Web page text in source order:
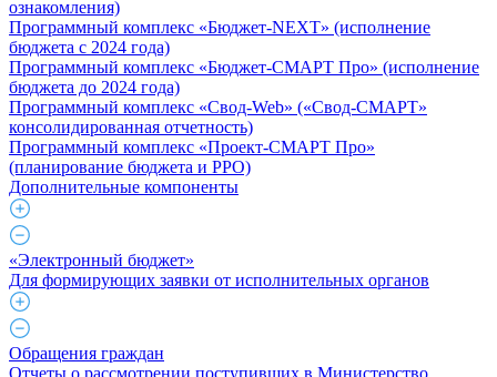
ознакомления)
Программный комплекс «Бюджет-NEXT» (исполнение
бюджета с 2024 года)
Программный комплекс «Бюджет-СМАРТ Про» (исполнение
бюджета до 2024 года)
Программный комплекс «Свод-Web» («Свод-СМАРТ»
консолидированная отчетность)
Программный комплекс «Проект-СМАРТ Про»
(планирование бюджета и РРО)
Дополнительные компоненты
«Электронный бюджет»
Для формирующих заявки от исполнительных органов
Обращения граждан
Отчеты о рассмотрении поступивших в Министерство